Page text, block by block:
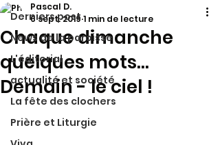
Derniers post
News de la paroisse
L'éditorial
actualité et société
La fête des clochers
Prière et Liturgie
Chaque dimanche
quelques mots...
Demain - le ciel !
Pascal D.
6 sept. 2019 1 min de lecture